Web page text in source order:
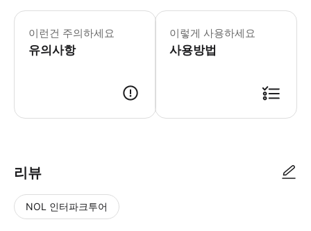
이런건 주의하세요
유의사항
- 스노클링의 경우 5세 이상 어린이는
이렇게 사용하세요
사용방법
리뷰
NOL 인터파크투어